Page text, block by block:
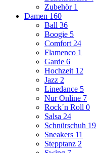
Zubehör 1
Damen 160
Ball 36
Boogie 5
Comfort 24
Flamenco 1
Garde 6
Hochzeit 12
Jazz 2
Linedance 5
Nur Online 7
Rock´n Roll 0
Salsa 24
Schnürschuh 19
Sneakers 11
Stepptanz 2